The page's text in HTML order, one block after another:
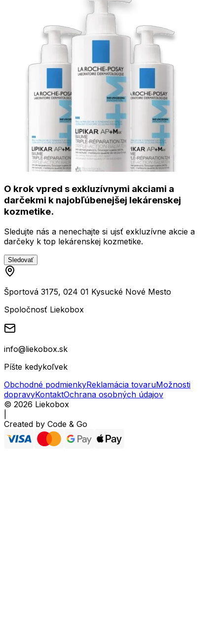
O krok vpred s exkluzívnymi akciami a
darčekmi k najobľúbenejšej lekárenskej
kozmetike.
Sledujte nás a nenechajte si ujsť exkluzívne akcie a
darčeky k top lekárenskej kozmetike.
Sledovať
Športová 3175, 024 01 Kysucké Nové Mesto
Spoločnosť Liekobox
info@liekobox.sk
Píšte kedykoľvek
Obchodné podmienkyReklamácia tovaruMožnosti
dopravyKontaktOchrana osobných údajov
© 2026 Liekobox
Created by Code & Go